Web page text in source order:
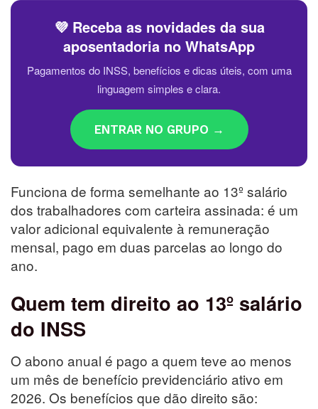
💜 Receba as novidades da sua
aposentadoria no WhatsApp
Pagamentos do INSS, benefícios e dicas úteis, com uma
linguagem simples e clara.
ENTRAR NO GRUPO →
Funciona de forma semelhante ao 13º salário
dos trabalhadores com carteira assinada: é um
valor adicional equivalente à remuneração
mensal, pago em duas parcelas ao longo do
ano.
Quem tem direito ao 13º salário
do INSS
O abono anual é pago a quem teve ao menos
um mês de benefício previdenciário ativo em
2026. Os benefícios que dão direito são: